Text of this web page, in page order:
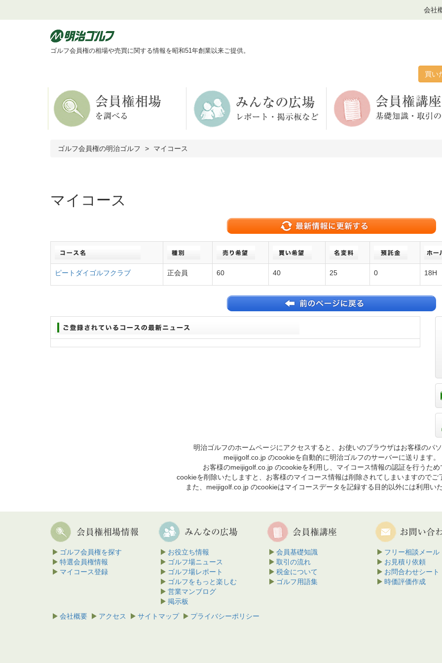
会社
ゴルフ会員権の相場や売買に関する情報を昭和51年創業以来ご提供。
買い
ゴルフ会員権の明治ゴルフ マイコース
マイコース
ピートダイゴルフクラブ 正会員 60 40 25 0 18H
明治ゴルフのホームページにアクセスすると、お使いのブラウザはお客様のパ
meijigolf.co.jp のcookieを自動的に明治ゴルフのサーバーに送ります。
お客様のmeijigolf.co.jp のcookieを利用し、マイコース情報の認証を行うため
cookieを削除いたしますと、お客様のマイコース情報は削除されてしまいますのでご
また、meijigolf.co.jp のcookieはマイコースデータを記録する目的以外には利用い
ゴルフ会員権を探す
特選会員権情報
マイコース登録
お役立ち情報
ゴルフ場ニュース
ゴルフ場レポート
ゴルフをもっと楽しむ
営業マンブログ
掲示板
会員基礎知識
取引の流れ
税金について
ゴルフ用語集
フリー相談メール
お見積り依頼
お問合わせシート
時価評価作成
会社概要 アクセス サイトマップ プライバシーポリシー